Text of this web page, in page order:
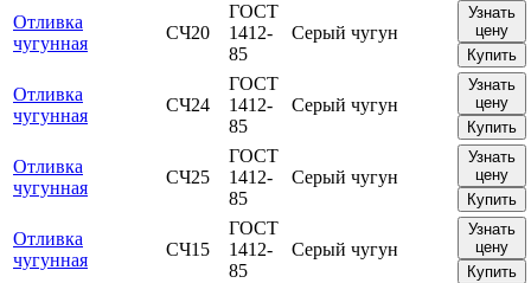
Отливка
чугунная
СЧ20
ГОСТ
1412-
85
Серый чугун
Узнать
цену
Купить
Отливка
чугунная
СЧ24
ГОСТ
1412-
85
Серый чугун
Узнать
цену
Купить
Отливка
чугунная
СЧ25
ГОСТ
1412-
85
Серый чугун
Узнать
цену
Купить
Отливка
чугунная
СЧ15
ГОСТ
1412-
85
Серый чугун
Узнать
цену
Купить